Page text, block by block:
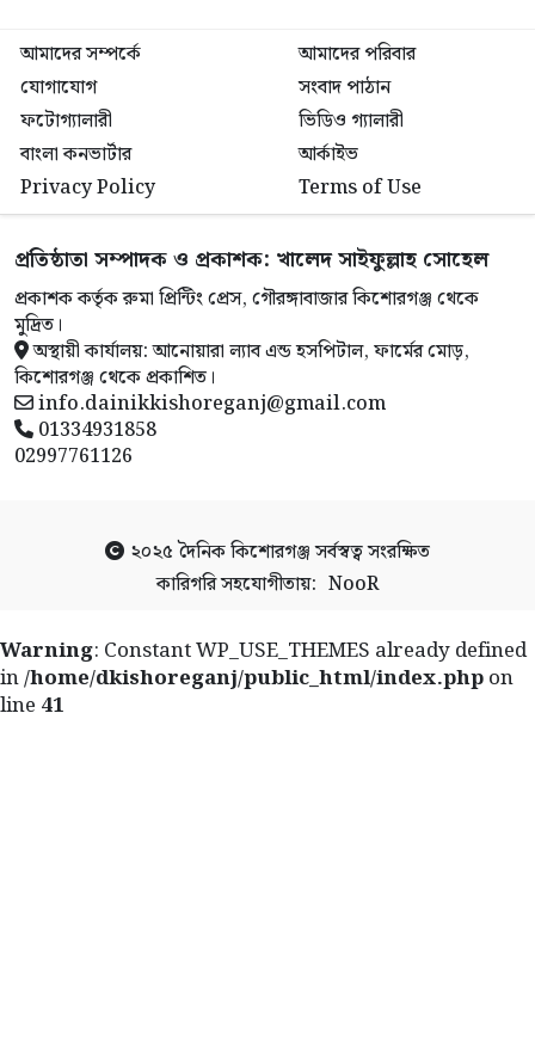
আমাদের সম্পর্কে
আমাদের পরিবার
যোগাযোগ
সংবাদ পাঠান
ফটোগ্যালারী
ভিডিও গ্যালারী
বাংলা কনভার্টার
আর্কাইভ
Privacy Policy
Terms of Use
প্রতিষ্ঠাতা সম্পাদক ও প্রকাশক: খালেদ সাইফুল্লাহ সোহেল
প্রকাশক কর্তৃক রুমা প্রিন্টিং প্রেস, গৌরঙ্গাবাজার কিশোরগঞ্জ থেকে
মুদ্রিত।
অস্থায়ী কার্যালয়: আনোয়ারা ল্যাব এন্ড হসপিটাল, ফার্মের মোড়,
কিশোরগঞ্জ থেকে প্রকাশিত।
info.dainikkishoreganj@gmail.com
01334931858
02997761126
২০২৫দৈনিক কিশোরগঞ্জসর্বস্বত্ব সংরক্ষিত
কারিগরি সহযোগীতায়: NooR
Warning: Constant WP_USE_THEMES already defined
in/home/dkishoreganj/public_html/index.phpon
line 41